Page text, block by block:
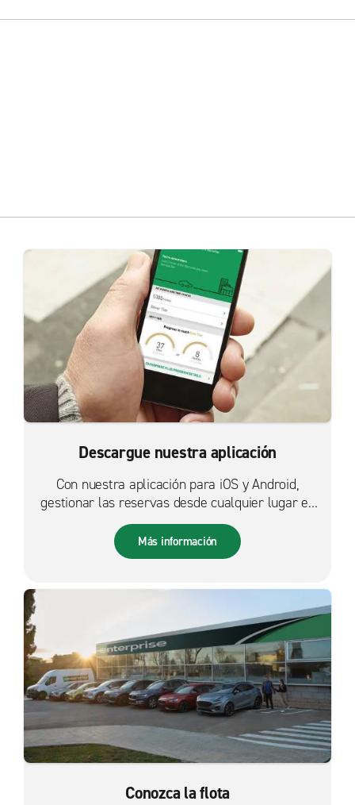
Descargue nuestra aplicación
Con nuestra aplicación para iOS y Android,
gestionar las reservas desde cualquier lugar es
más fácil que nunca.
Más información
Conozca la flota